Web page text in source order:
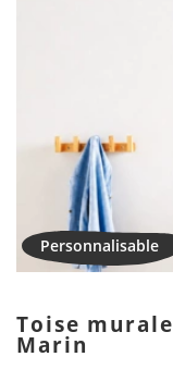
Toise
Marin